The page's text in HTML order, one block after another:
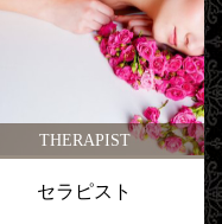
THERAPIST
セラピスト